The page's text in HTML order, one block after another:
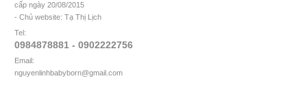
cấp ngày 20/08/2015
- Chủ website: Tạ Thị Lịch
Tel:
0984878881 - 0902222756
Email:
nguyenlinhbabyborn@gmail.com